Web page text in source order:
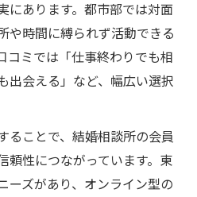
にあります。都市部では対面
や時間に縛られず活動できる
コミでは「仕事終わりでも相
出会える」など、幅広い選択
ることで、結婚相談所の会員
頼性につながっています。東
ーズがあり、オンライン型の